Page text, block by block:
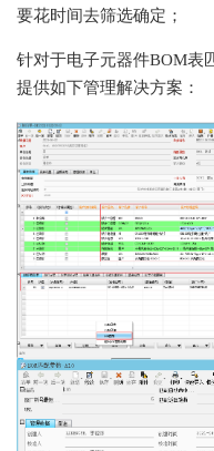
要花时间去筛选确定；
针对于电子元器件BOM表
提供如下管理解决方案：